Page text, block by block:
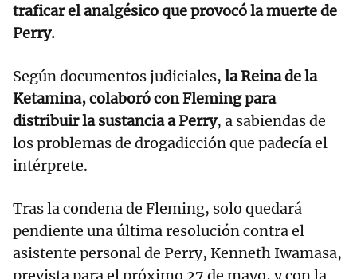
traficar el analgésico que provocó la muerte de
Perry.
Según documentos judiciales, la Reina de la
Ketamina, colaboró con Fleming para
distribuir la sustancia a Perry, a sabiendas de
los problemas de drogadicción que padecía el
intérprete.
Tras la condena de Fleming, solo quedará
pendiente una última resolución contra el
asistente personal de Perry, Kenneth Iwamasa,
prevista para el próximo 27 de mayo, y con la